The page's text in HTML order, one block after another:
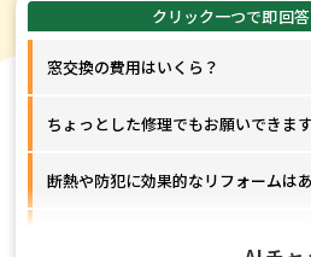
窓交換の費用はいくら？
ちょっとした修理でもお願いできま
断熱や防犯に効果的なリフォームは